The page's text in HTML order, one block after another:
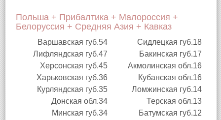
Польша + Прибалтика + Малороссия +
Белоруссия + Средняя Азия + Кавказ
Варшавская губ.54 Сидлецкая губ.18
Лифляндская губ.47 Бакинская губ.17
Херсонская губ.45 Акмолинская обл.16
Харьковская губ.36 Кубанская обл.16
Курляндская губ.35 Ломжинская губ.14
Донская обл.34 Терская обл.13
Минская губ.34 Батумская губ.12